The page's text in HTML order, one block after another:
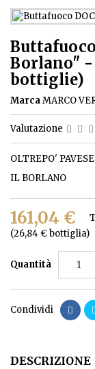
Borlano" -
bottiglie)
MarcaMARCO
Valutazione
OLTREPO'
IL BORLANO
161,04 €
(26,84 € bottiglia)
Quantità
Condividi
DESCRIZIONE